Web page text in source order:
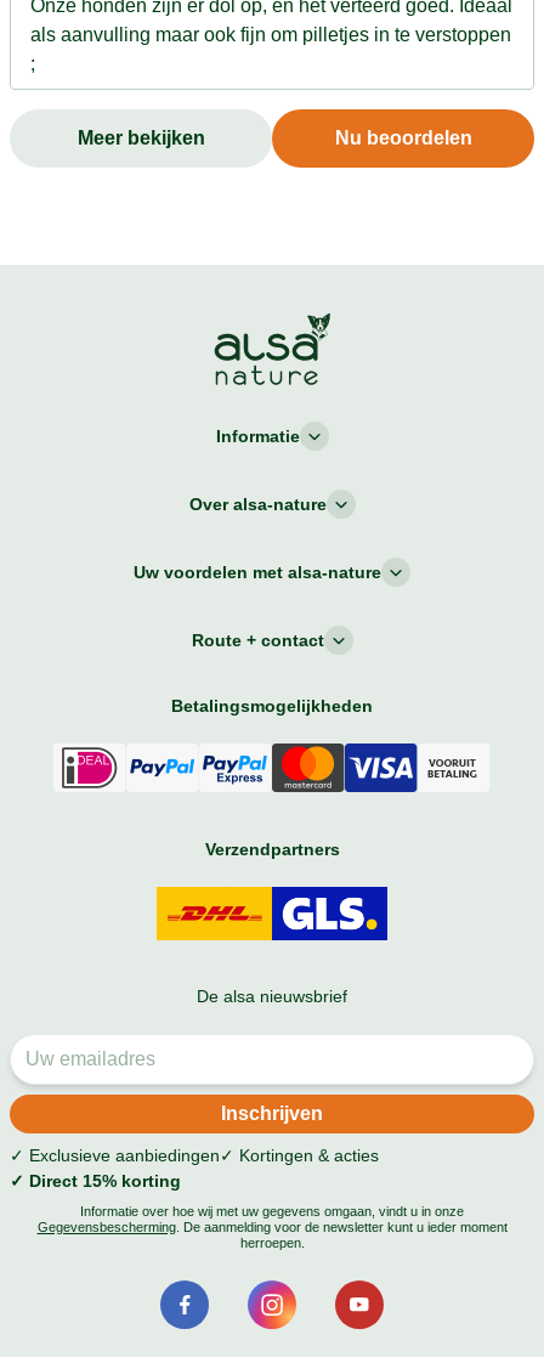
Onze honden zijn er dol op, en het verteerd goed. Ideaal
als aanvulling maar ook fijn om pilletjes in te verstoppen
;
Meer bekijken Nu beoordelen
Informatie
Over alsa-nature
Uw voordelen met alsa-nature
Route + contact
Betalingsmogelijkheden
Verzendpartners
De alsa nieuwsbrief
✓ Exclusieve aanbiedingen✓ Kortingen & acties
✓ Direct 15% korting
Informatie over hoe wij met uw gegevens omgaan, vindt u in onze
Gegevensbescherming. De aanmelding voor de newsletter kunt u ieder moment
herroepen.